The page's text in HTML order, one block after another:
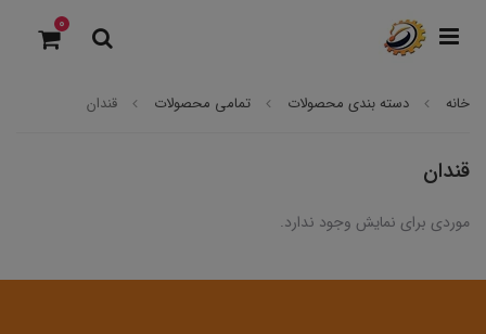
0
خانه دسته بندی محصولات تمامی محصولات قندان
قندان
موردی برای نمایش وجود ندارد.